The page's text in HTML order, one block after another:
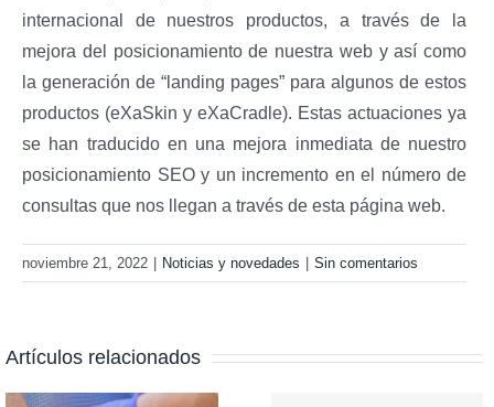
internacional de nuestros productos, a través de la
mejora del posicionamiento de nuestra web y así como
la generación de “landing pages” para algunos de estos
productos (eXaSkin y eXaCradle). Estas actuaciones ya
se han traducido en una mejora inmediata de nuestro
posicionamiento SEO y un incremento en el número de
consultas que nos llegan a través de esta página web.
noviembre 21, 2022 Noticias y novedades Sin comentarios
Artículos relacionados